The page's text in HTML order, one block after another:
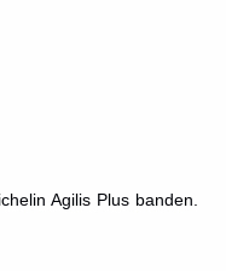
Agilis Plus banden.